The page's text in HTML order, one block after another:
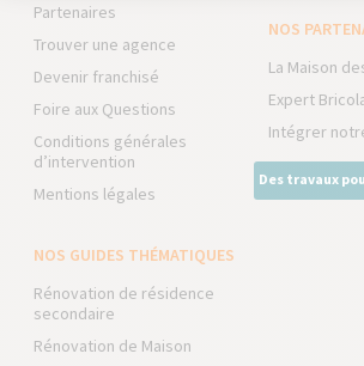
Partenaires
Trouver une agence
Devenir franchisé
Foire aux Questions
Conditions générales
d’intervention
Mentions légales
NOS
La Maison
Expert
Intégrer
Des travaux
NOS GUIDES THÉMATIQUES
Rénovation de résidence
secondaire
Rénovation de Maison